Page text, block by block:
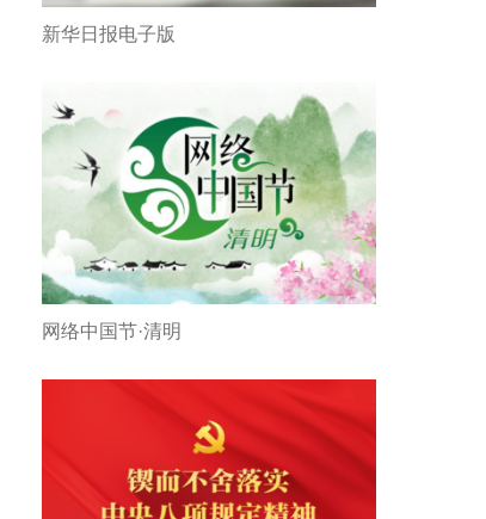
新华日报电子版
网络中国节·清明